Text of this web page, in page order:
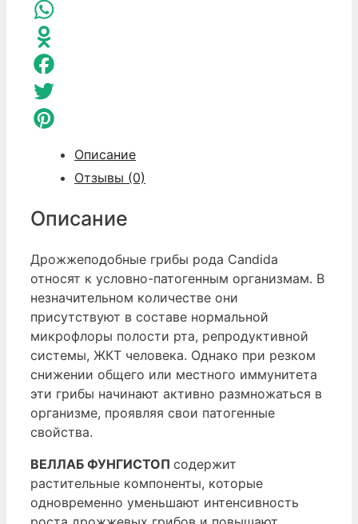
Telegram
WhatsApp
Odnoklassniki
Facebook
Twitter
Описание
Отзывы (0)
Описание
Дрожжеподобные грибы рода Candida
относят к условно-патогенным организмам. В
незначительном количестве они
присутствуют в составе нормальной
микрофлоры полости рта, репродуктивной
системы, ЖКТ человека. Однако при резком
снижении общего или местного иммунитета
эти грибы начинают активно размножаться в
организме, проявляя свои патогенные
свойства.
ВЕЛЛАБ ФУНГИСТОП содержит
растительные компоненты, которые
одновременно уменьшают интенсивность